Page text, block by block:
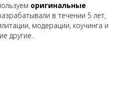
оригинальные
в течении 5 лет,
модерации, коучинга и
другие.